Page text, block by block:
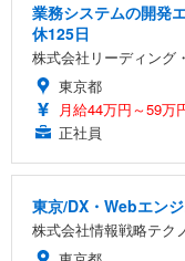
業務システムの開発
休125日
株式会社リーディング
東京都
月給44万円～59万
正社員
東京/DX・Webエン
株式会社情報戦略テク